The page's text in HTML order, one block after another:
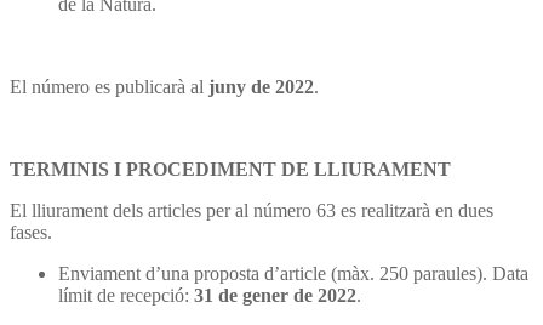
de la Natura.
El número es publicarà al juny de 2022.
TERMINIS I PROCEDIMENT DE LLIURAMENT
El lliurament dels articles per al número 63 es realitzarà en dues
fases.
Enviament d’una proposta d’article (màx. 250 paraules). Data
límit de recepció: 31 de gener de 2022.